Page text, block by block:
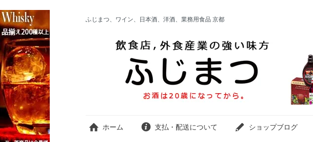
ふじまつ、ワイン、日本酒、洋酒、業務用食品 京都
ホーム 支払・配送について ショップブログ